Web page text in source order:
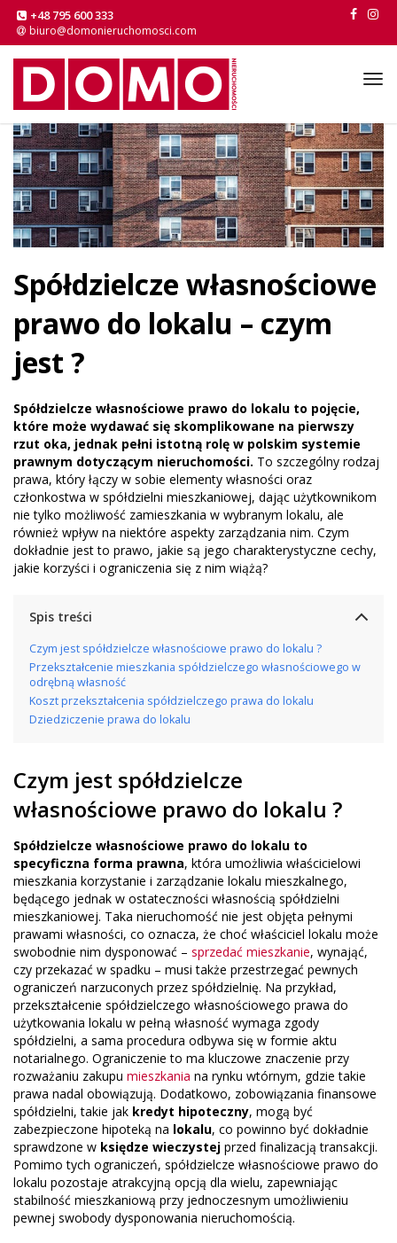
+48 795 600 333
biuro@domonieruchomosci.com
Spółdzielcze własnościowe
prawo do lokalu – czym
jest ?
Spółdzielcze własnościowe prawo do lokalu to pojęcie,
które może wydawać się skomplikowane na pierwszy
rzut oka, jednak pełni istotną rolę w polskim systemie
prawnym dotyczącym nieruchomości. To szczególny rodzaj
prawa, który łączy w sobie elementy własności oraz
członkostwa w spółdzielni mieszkaniowej, dając użytkownikom
nie tylko możliwość zamieszkania w wybranym lokalu, ale
również wpływ na niektóre aspekty zarządzania nim. Czym
dokładnie jest to prawo, jakie są jego charakterystyczne cechy,
jakie korzyści i ograniczenia się z nim wiążą?
Spis treści
Czym jest spółdzielcze własnościowe prawo do lokalu ?
Przekształcenie mieszkania spółdzielczego własnościowego w
odrębną własność
Koszt przekształcenia spółdzielczego prawa do lokalu
Dziedziczenie prawa do lokalu
Czym jest spółdzielcze
własnościowe prawo do lokalu ?
Spółdzielcze własnościowe prawo do lokalu to
specyficzna forma prawna, która umożliwia właścicielowi
mieszkania korzystanie i zarządzanie lokalu mieszkalnego,
będącego jednak w ostateczności własnością spółdzielni
mieszkaniowej. Taka nieruchomość nie jest objęta pełnymi
prawami własności, co oznacza, że choć właściciel lokalu może
swobodnie nim dysponować – sprzedać mieszkanie, wynająć,
czy przekazać w spadku – musi także przestrzegać pewnych
ograniczeń narzuconych przez spółdzielnię. Na przykład,
przekształcenie spółdzielczego własnościowego prawa do
użytkowania lokalu w pełną własność wymaga zgody
spółdzielni, a sama procedura odbywa się w formie aktu
notarialnego. Ograniczenie to ma kluczowe znaczenie przy
rozważaniu zakupu mieszkania na rynku wtórnym, gdzie takie
prawa nadal obowiązują. Dodatkowo, zobowiązania finansowe
spółdzielni, takie jak kredyt hipoteczny, mogą być
zabezpieczone hipoteką na lokalu, co powinno być dokładnie
sprawdzone w księdze wieczystej przed finalizacją transakcji.
Pomimo tych ograniczeń, spółdzielcze własnościowe prawo do
lokalu pozostaje atrakcyjną opcją dla wielu, zapewniając
stabilność mieszkaniową przy jednoczesnym umożliwieniu
pewnej swobody dysponowania nieruchomością.